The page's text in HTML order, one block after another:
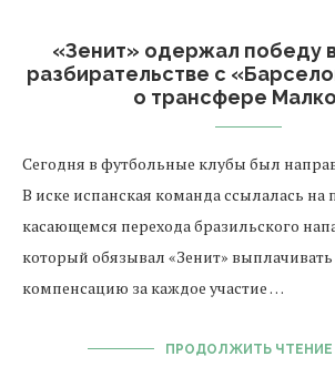
«Зенит» одержал победу
разбирательстве с
о трансфере
Сегодня в футбольные клубы был
В иске испанская команда ссылалась на
касающемся перехода бразильского
который обязывал «Зенит» выплачивать
компенсацию за каждое участие …
ПРОДОЛЖИТЬ ЧТЕНИЕ